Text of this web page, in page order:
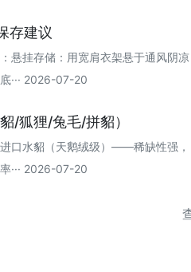
存建议
悬挂存储：用宽肩衣架悬于通风阴凉
··· 2026-07-20
/狐狸/兔毛/拼貂）
口水貂（天鹅绒级）——稀缺性强，
··· 2026-07-20